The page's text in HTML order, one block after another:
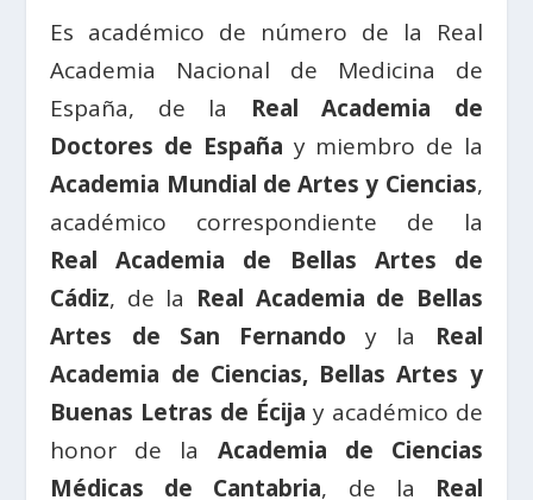
Es académico de número de la Real
Academia Nacional de Medicina de
España, de la Real Academia de
Doctores de España y miembro de la
Academia Mundial de Artes y Ciencias,
académico correspondiente de la
Real Academia de Bellas Artes de
Cádiz, de la Real Academia de Bellas
Artes de San Fernando y la Real
Academia de Ciencias, Bellas Artes y
Buenas Letras de Écija y académico de
honor de la Academia de Ciencias
Médicas de Cantabria, de la Real